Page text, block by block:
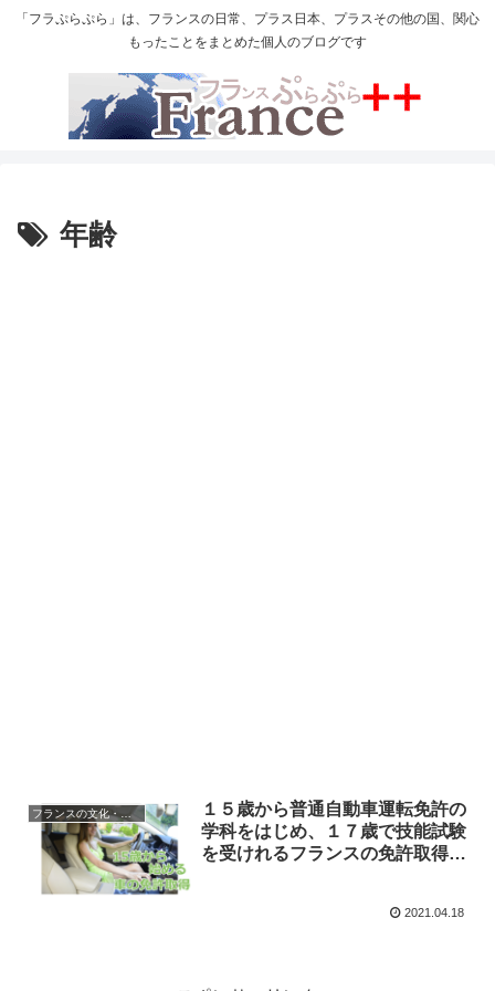
「フラぷらぷら」は、フランスの日常、プラス日本、プラスその他の国、関心
もったことをまとめた個人のブログです
年齢
フランスの文化・習慣を知る
１５歳から普通自動車運転免許の
学科をはじめ、１７歳で技能試験
を受けれるフランスの免許取得の
2021.04.18